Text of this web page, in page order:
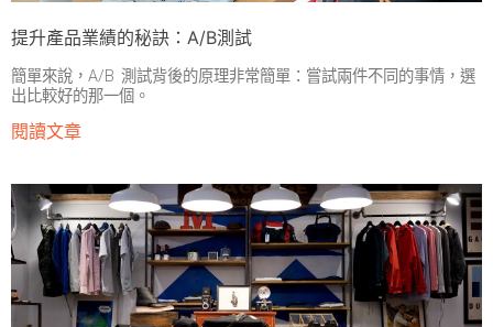
提升產品業績的秘訣：A/B測試
簡單來說，A/B 測試背後的原理非常簡單：嘗試兩件不同的事情，選
出比較好的那一個。
閱讀文章